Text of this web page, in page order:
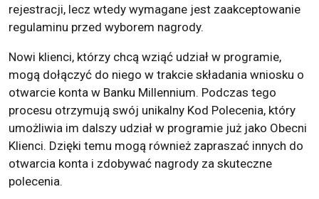
rejestracji, lecz wtedy wymagane jest zaakceptowanie
regulaminu przed wyborem nagrody.
Nowi klienci, którzy chcą wziąć udział w programie,
mogą dołączyć do niego w trakcie składania wniosku o
otwarcie konta w Banku Millennium. Podczas tego
procesu otrzymują swój unikalny Kod Polecenia, który
umożliwia im dalszy udział w programie już jako Obecni
Klienci. Dzięki temu mogą również zapraszać innych do
otwarcia konta i zdobywać nagrody za skuteczne
polecenia.